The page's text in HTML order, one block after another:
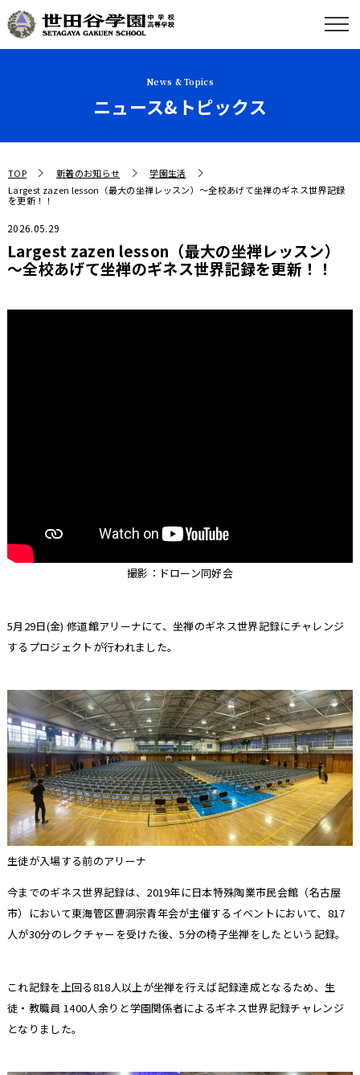
News & Topics
ニュース&トピックス
TOP 新着のお知らせ
学園生活
Largest zazen lesson（最大の坐禅レッスン）～全校あげて坐禅のギネス世界記録
を更新！！
2026.05.29
Largest zazen lesson（最大の坐禅レッスン）
～全校あげて坐禅のギネス世界記録を更新！！
撮影：ドローン同好会
5月29日(金) 修道館アリーナにて、坐禅のギネス世界記録にチャレンジ
するプロジェクトが行われました。
生徒が入場する前のアリーナ
今までのギネス世界記録は、2019年に日本特殊陶業市民会館（名古屋
市）において東海管区曹洞宗青年会が主催するイベントにおいて、817
人が30分のレクチャーを受けた後、5分の椅子坐禅をしたという記録。
これ記録を上回る818人以上が坐禅を行えば記録達成となるため、生
徒・教職員 1400人余りと学園関係者によるギネス世界記録チャレンジ
となりました。